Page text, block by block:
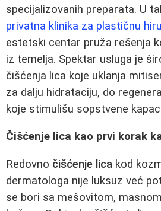
specijalizovanih preparata. U
privatna klinika za plastičnu
estetski centar pruža rešenja
iz temelja. Spektar usluga je
čišćenja lica koje uklanja
za dalju hidrataciju, do
koje stimulišu sopstvene
Čišćenje lica kao prvi korak
Redovno čišćenje lica kod
dermatologa nije luksuz već
se bori sa mešovitom,